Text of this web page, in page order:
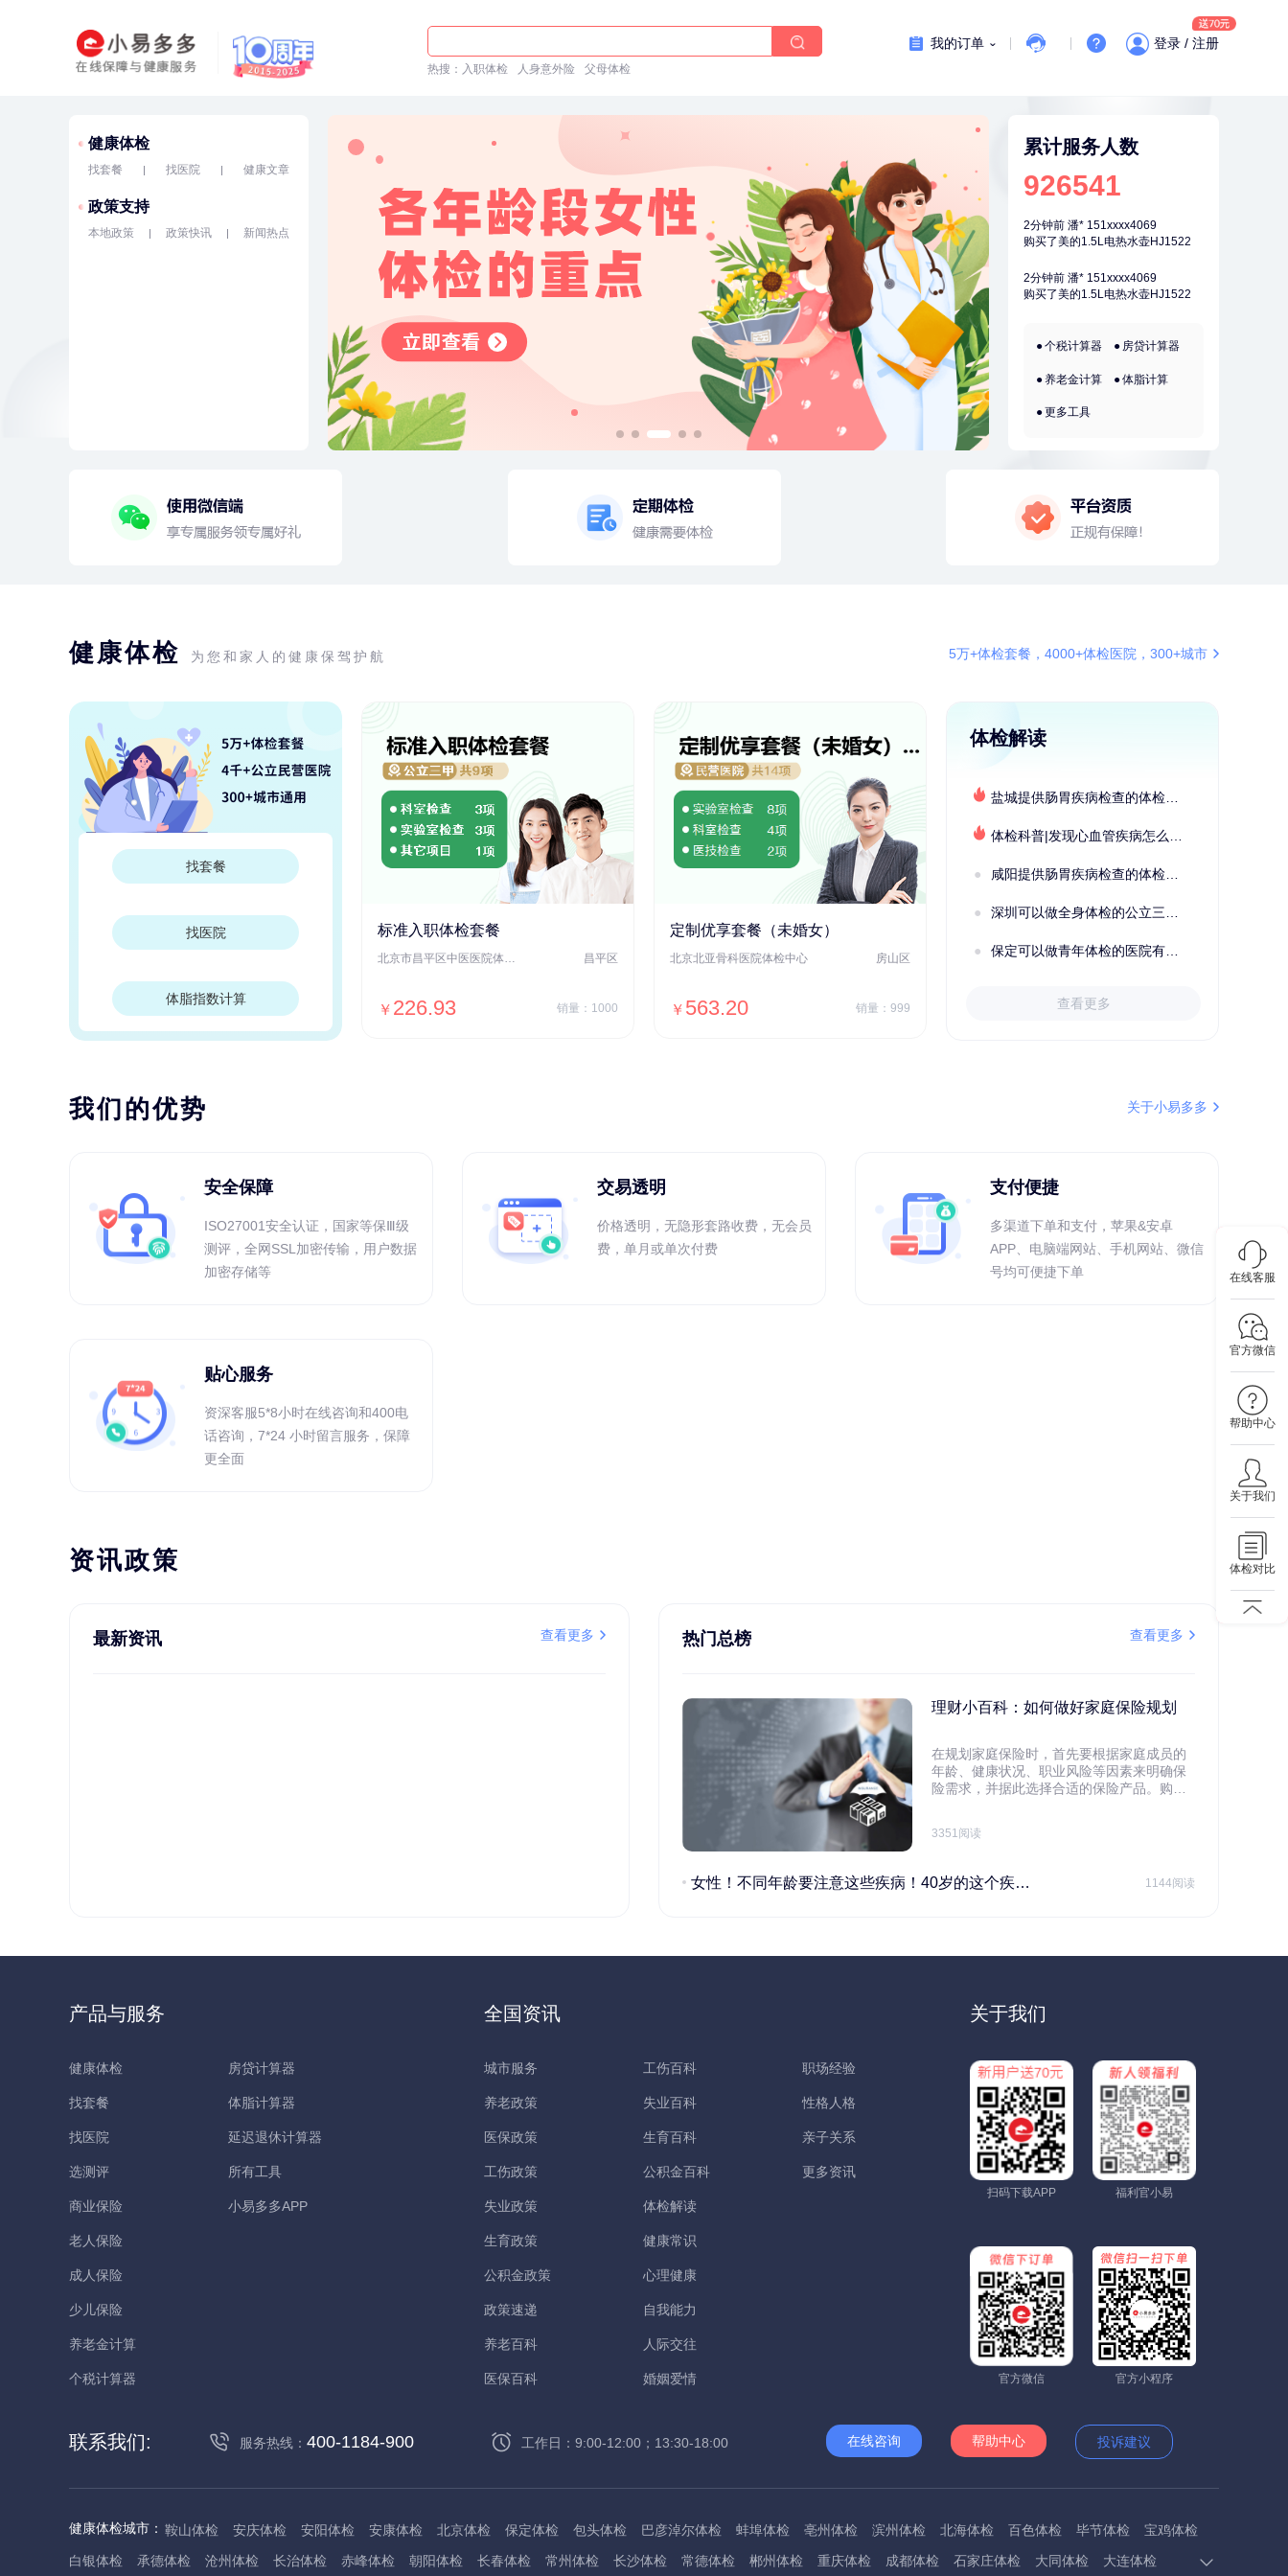
热搜： 入职体检 人身意外险 父母体检
我的订单 登录 / 注册
健康体检
找套餐 找医院 健康文章
政策支持
本地政策 政策快讯 新闻热点
累计服务人数
926541
刚刚
149xxxx8299
成功预约了妇科套餐
购买了美的1.5L电热水壶HJ1522
购买了美的1.5L电热水壶HJ1522
4分钟前 周** 132xxxx5456
成功预约了男性健康套餐
7分钟前 莫** 137xxxx3241
购买了五常稻花香2号大米
购买了五常稻花香2号大米
个税计算器 房贷计算器
养老金计算 体脂计算
更多工具
健康体检 为您和家人的健康保驾护航 5万+体检套餐，4000+体检医院，300+城市
找套餐
找医院
体脂指数计算
标准入职体检套餐
北京市昌平区中医医院体检中心 昌平区
￥ 226.93 销量：1000
定制优享套餐（未婚女）
北京北亚骨科医院体检中心 房山区
￥ 563.20 销量：999
秦皇岛市第一医院体检中心 北戴河区
体检解读
盐城提供肠胃疾病检查的体检套餐有哪些？体检机构有哪些选择？如何预约？
体检科普|发现心血管疾病怎么办？
咸阳提供肠胃疾病检查的体检套餐有哪些？体检机构有哪些选择？如何预约？
深圳可以做全身体检的公立三甲医院及体检套餐汇总
保定可以做青年体检的医院有哪些？有哪些套餐可以选择？
查看更多
我们的优势 关于小易多多
安全保障
ISO27001安全认证，国家等保Ⅲ级
测评，全网SSL加密传输，用户数据
加密存储等
交易透明
价格透明，无隐形套路收费，无会员
费，单月或单次付费
支付便捷
多渠道下单和支付，苹果&安卓
APP、电脑端网站、手机网站、微信
号均可便捷下单
贴心服务
资深客服5*8小时在线咨询和400电
话咨询，7*24 小时留言服务，保障
更全面
资讯政策
最新资讯 查看更多 热门总榜 查看更多
理财小百科：如何做好家庭保险规划
在规划家庭保险时，首先要根据家庭成员的
年龄、健康状况、职业风险等因素来明确保
险需求，并据此选择合适的保险产品。购买
规划家庭财务预算，确保保险费用不会对家
要经济支柱投保。
3351阅读
女性！不同年龄要注意这些疾病！40岁的这个疾病最需要注意！ 1144阅读
产品与服务
健康体检
找套餐
找医院
选测评
商业保险
老人保险
成人保险
少儿保险
养老金计算
个税计算器
房贷计算器
体脂计算器
延迟退休计算器
所有工具
小易多多APP
全国资讯
城市服务
养老政策
医保政策
工伤政策
失业政策
生育政策
公积金政策
政策速递
养老百科
医保百科
工伤百科
失业百科
生育百科
公积金百科
体检解读
健康常识
心理健康
自我能力
人际交往
婚姻爱情
职场经验
性格人格
亲子关系
更多资讯
关于我们
扫码下载APP 福利官小易
官方微信 官方小程序
联系我们: 服务热线： 400-1184-900 工作日：9:00-12:00；13:30-18:00 在线咨询 帮助中心 投诉建议
健康体检城市： 鞍山体检 安庆体检 安阳体检 安康体检 北京体检 保定体检 包头体检 巴彦淖尔体检 蚌埠体检 亳州体检 滨州体检 北海体检 百色体检 毕节体检
宝鸡体检
白银体检
承德体检 沧州体检 长治体检 赤峰体检 朝阳体检 长春体检 常州体检 长沙体检 常德体检 郴州体检 重庆体检 成都体检 石家庄体检 大同体检 大连体检
在线客服
官方微信
帮助中心
关于我们
体检对比